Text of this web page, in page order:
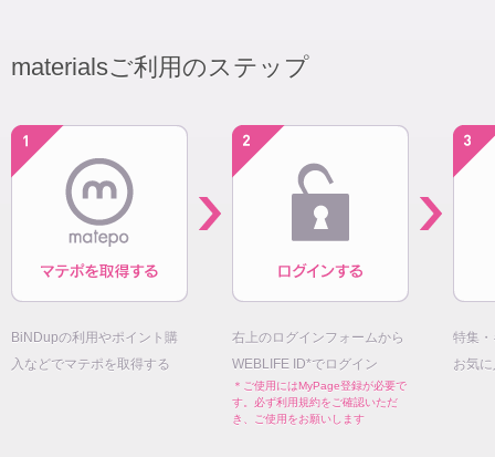
materialsご利用のステップ
BiNDupの利用やポイント購
入などでマテポを取得する
右上のログインフォームから
WEBLIFE ID*でログイン
＊ご使用にはMyPage登録が必要で
す。必ず利用規約をご確認いただ
き、ご使用をお願いします
特集
お気